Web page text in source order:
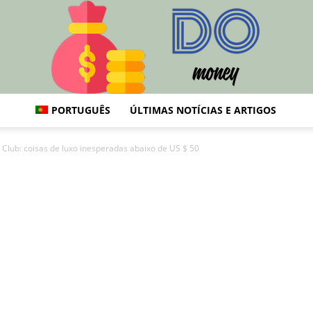
PORTUGUÊS ÚLTIMAS NOTÍCIAS E ARTIGOS
Club: coisas de luxo inesperadas abaixo de US $ 50